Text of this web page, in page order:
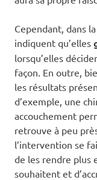
Cependant, dans
indiquent qu’elles
lorsqu’elles
façon. En outre,
les résultats
d’exemple, une
accouchement
retrouve à peu
l’intervention se
de les rendre plus
souhaitent et